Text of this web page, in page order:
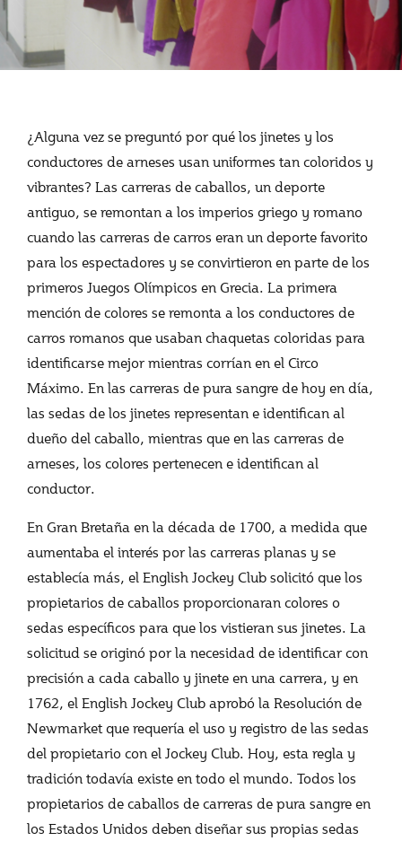
¿Alguna vez se preguntó por qué los jinetes y los
conductores de arneses usan uniformes tan coloridos y
vibrantes? Las carreras de caballos, un deporte
antiguo, se remontan a los imperios griego y romano
cuando las carreras de carros eran un deporte favorito
para los espectadores y se convirtieron en parte de los
primeros Juegos Olímpicos en Grecia. La primera
mención de colores se remonta a los conductores de
carros romanos que usaban chaquetas coloridas para
identificarse mejor mientras corrían en el Circo
Máximo. En las carreras de pura sangre de hoy en día,
las sedas de los jinetes representan e identifican al
dueño del caballo, mientras que en las carreras de
arneses, los colores pertenecen e identifican al
conductor.
En Gran Bretaña en la década de 1700, a medida que
aumentaba el interés por las carreras planas y se
establecía más, el English Jockey Club solicitó que los
propietarios de caballos proporcionaran colores o
sedas específicos para que los vistieran sus jinetes. La
solicitud se originó por la necesidad de identificar con
precisión a cada caballo y jinete en una carrera, y en
1762, el English Jockey Club aprobó la Resolución de
Newmarket que requería el uso y registro de las sedas
del propietario con el Jockey Club. Hoy, esta regla y
tradición todavía existe en todo el mundo. Todos los
propietarios de caballos de carreras de pura sangre en
los Estados Unidos deben diseñar sus propias sedas